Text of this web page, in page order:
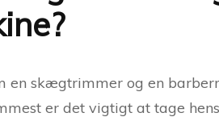
skægtrimmer og en
er det vigtigt at tage